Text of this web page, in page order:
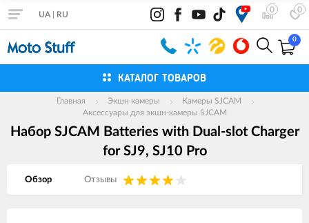
0 0
UA RU
0
КАТАЛОГ ТОВАРОВ
Главная Экшн камеры
Камеры SJCAM
Аксессуары для экшн-камеры SJCAM
Набор SJCAM Batteries with Dual-slot Charger
for SJ9, SJ10 Pro
Обзор Отзывы